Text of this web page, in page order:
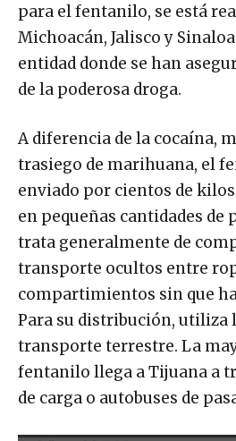
para el fentanilo, se está
Michoacán, Jalisco y
entidad donde se han
de la poderosa droga.
A diferencia de la cocaína,
trasiego de marihuana, el
enviado por cientos de
en pequeñas cantidades de
trata generalmente de
transporte ocultos entre
compartimientos sin que
Para su distribución, utiliza
transporte terrestre. La
fentanilo llega a Tijuana a
de carga o autobuses de